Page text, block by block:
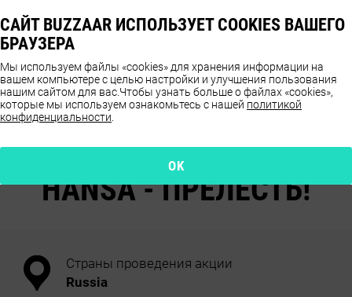
ОТЗЫВЫ О ПРОДУКТЕ
HANSA - ПРЕЛЕСТЬ!
Страны проведения акции
Russia
САЙТ BUZZAAR ИСПОЛЬЗУЕТ COOKIES ВАШЕГО
БРАУЗЕРА
Мы используем файлы «cookies» для хранения информации на
вашем компьютере с целью настройки и улучшения пользования
нашим сайтом для вас. Чтобы узнать больше о файлах «cookies»,
которые мы используем ознакомьтесь с нашей политикой
конфиденциальности
OK